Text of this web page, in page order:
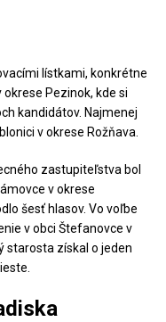
lístkami, konkrétne
Pezinok, kde si
kandidátov. Najmenej
v okrese Rožňava.
zastupiteľstva bol
v okrese
šesť hlasov. Vo voľbe
v obci Štefanovce v
starosta získal o jeden